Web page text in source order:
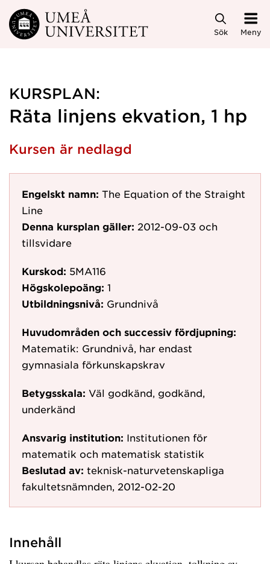
Hoppa direkt till innehållet
Sök Meny
KURSPLAN:
Räta linjens ekvation, 1 hp
Kursen är nedlagd
Engelskt namn: The Equation of the Straight
Line
Denna kursplan gäller: 2012-09-03 och
tillsvidare
Kurskod: 5MA116
Högskolepoäng: 1
Utbildningsnivå: Grundnivå
Huvudområden och successiv fördjupning:
Matematik: Grundnivå, har endast
gymnasiala förkunskapskrav
Betygsskala: Väl godkänd, godkänd,
underkänd
Ansvarig institution: Institutionen för
matematik och matematisk statistik
Beslutad av: teknisk-naturvetenskapliga
fakultetsnämnden, 2012-02-20
Innehåll